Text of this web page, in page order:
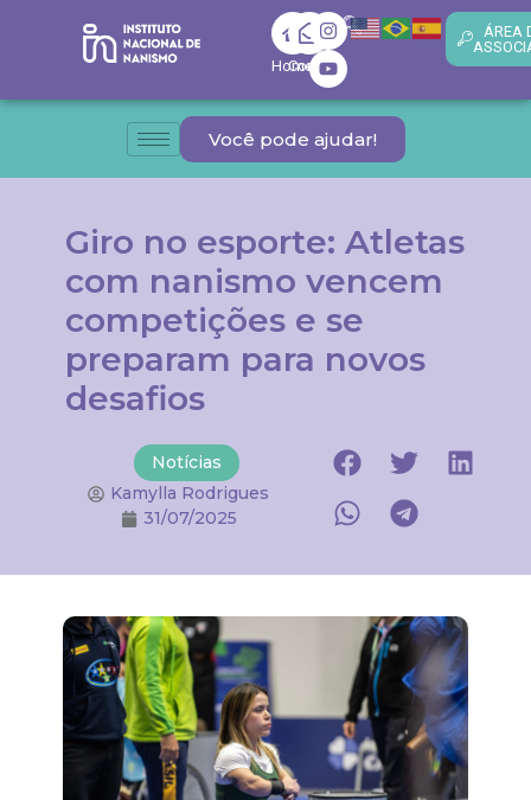
Home
Contato
ÁREA
Você pode ajudar!
Giro no esporte: Atletas
com nanismo vencem
competições e se
preparam para novos
desafios
Notícias
Kamylla Rodrigues
31/07/2025